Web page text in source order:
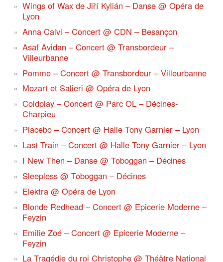
Wings of Wax de Jiří Kylián – Danse @ Opéra de
Lyon
Anna Calvi – Concert @ CDN – Besançon
Asaf Avidan – Concert @ Transbordeur –
Villeurbanne
Pomme – Concert @ Transbordeur – Villeurbanne
Mozart et Salieri @ Opéra de Lyon
Coldplay – Concert @ Parc OL – Décines-
Charpieu
Placebo – Concert @ Halle Tony Garnier – Lyon
Last Train – Concert @ Halle Tony Garnier – Lyon
I New Then – Danse @ Toboggan – Décines
Sleepless @ Toboggan – Décines
Elektra @ Opéra de Lyon
Blonde Redhead – Concert @ Epicerie Moderne –
Feyzin
Emilie Zoé – Concert @ Epicerie Moderne –
Feyzin
La Tragédie du roi Christophe @ Théâtre National